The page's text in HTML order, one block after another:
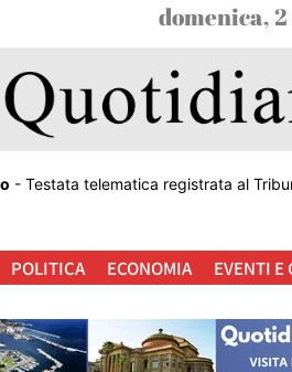
domenica,
- Testata telematica registrata al
POLITICA ECONOMIA EVENTI E